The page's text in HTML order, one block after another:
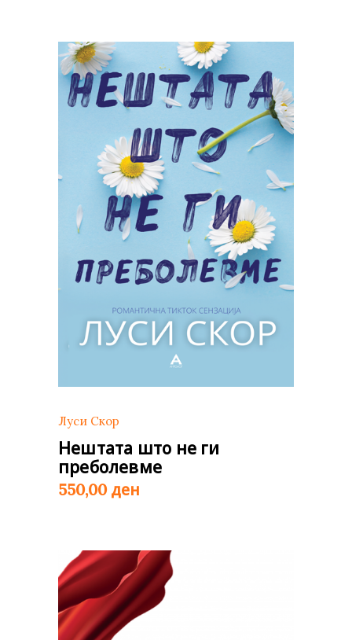
Луси Скор
Нештата што не ги
преболевме
550,00 ден